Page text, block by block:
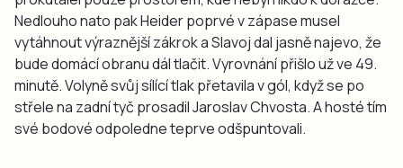
Nedlouho nato pak Heider poprvé v zápase musel
vytáhnout výraznější zákrok a Slavoj dal jasně najevo, že
bude domácí obranu dál tlačit. Vyrovnání přišlo už ve 49.
minutě. Volyně svůj sílící tlak přetavila v gól, když se po
střele na zadní tyč prosadil Jaroslav Chvosta. A hosté tím
své bodové odpoledne teprve odšpuntovali.